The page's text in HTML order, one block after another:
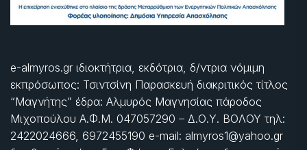
e-almyros.gr ιδιοκτήτρια, εκδότρια, δ/ντρια νόμιμη
εκπρόσωπος: Τσιντσίνη Παρασκευή διακριτικός τίτλος
“Μαγνήτης” έδρα: Αλμυρός Μαγνησίας πάροδος
Μιχοπούλου Α.Φ.Μ. 047057290 – Δ.Ο.Υ. ΒΟΛΟΥ τηλ:
2422024666, 6972455190 e-mail: almyros1@yahoo.gr